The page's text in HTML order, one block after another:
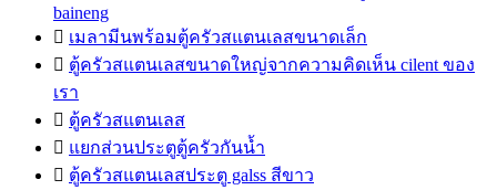
baineng
 เมลามีนพร้อมตู้ครัวสแตนเลสขนาดเล็ก
 ตู้ครัวสแตนเลสขนาดใหญ่จากความคิดเห็น cilent ของ
เรา
 ตู้ครัวสแตนเลส
 แยกส่วนประตูตู้ครัวกันน้ำ
 ตู้ครัวสแตนเลสประตู galss สีขาว